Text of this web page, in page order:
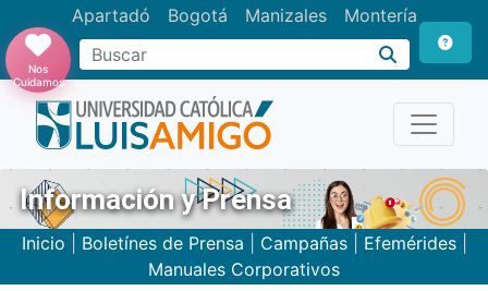
Apartadó Bogotá Manizales Montería
Buscar
Nos
Cuidamos
Información y Prensa
Inicio Boletínes de Prensa Campañas Efemérides
Manuales Corporativos